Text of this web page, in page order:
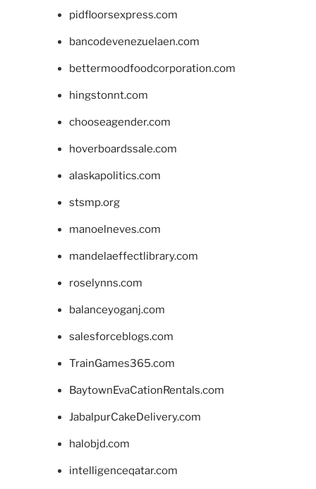
pidfloorsexpress.com
bancodevenezuelaen.com
bettermoodfoodcorporation.com
hingstonnt.com
chooseagender.com
hoverboardssale.com
alaskapolitics.com
stsmp.org
manoelneves.com
mandelaeffectlibrary.com
roselynns.com
balanceyoganj.com
salesforceblogs.com
TrainGames365.com
BaytownEvaCationRentals.com
JabalpurCakeDelivery.com
halobjd.com
intelligenceqatar.com